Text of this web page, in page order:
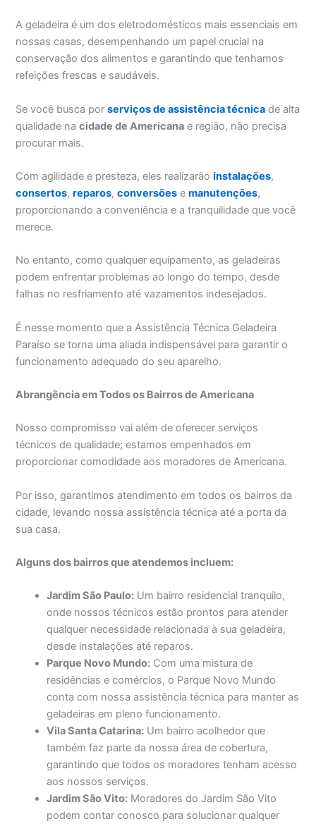
A geladeira é um dos eletrodomésticos mais essenciais em
nossas casas, desempenhando um papel crucial na
conservação dos alimentos e garantindo que tenhamos
refeições frescas e saudáveis.
Se você busca porserviços de assistência técnica de alta
qualidade nacidade de Americana e região, não precisa
procurar mais.
Com agilidade e presteza, eles realizarãoinstalações,
consertos,reparos,conversões emanutenções,
proporcionando a conveniência e a tranquilidade que você
merece.
No entanto, como qualquer equipamento, as geladeiras
podem enfrentar problemas ao longo do tempo, desde
falhas no resfriamento até vazamentos indesejados.
É nesse momento que a Assistência Técnica Geladeira
Paraíso se torna uma aliada indispensável para garantir o
funcionamento adequado do seu aparelho.
Abrangência em Todos os Bairros de Americana
Nosso compromisso vai além de oferecer serviços
técnicos de qualidade; estamos empenhados em
proporcionar comodidade aos moradores de Americana.
Por isso, garantimos atendimento em todos os bairros da
cidade, levando nossa assistência técnica até a porta da
sua casa.
Alguns dos bairros que atendemos incluem:
Jardim São Paulo: Um bairro residencial tranquilo,
onde nossos técnicos estão prontos para atender
qualquer necessidade relacionada à sua geladeira,
desde instalações até reparos.
Parque Novo Mundo: Com uma mistura de
residências e comércios, o Parque Novo Mundo
conta com nossa assistência técnica para manter as
geladeiras em pleno funcionamento.
Vila Santa Catarina: Um bairro acolhedor que
também faz parte da nossa área de cobertura,
garantindo que todos os moradores tenham acesso
aos nossos serviços.
Jardim São Vito: Moradores do Jardim São Vito
podem contar conosco para solucionar qualquer